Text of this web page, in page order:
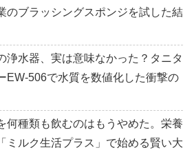
のブラッシングスポンジを試した結
浄水器、実は意味なかった？タニタ
EW-506で水質を数値化した衝撃の
何種類も飲むのはもうやめた。栄養
ミルク生活プラス」で始める賢い大